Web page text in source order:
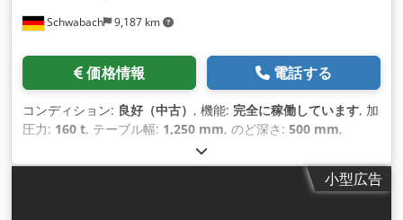
Schwabach 9,187 km
価格情報 電話する
コンディション: 良好（中古） , 機能: 完全に稼働しています, 加
圧力: 160 t, テーブル幅: 1,250 mm, のど深さ: 500 mm,
小型広告